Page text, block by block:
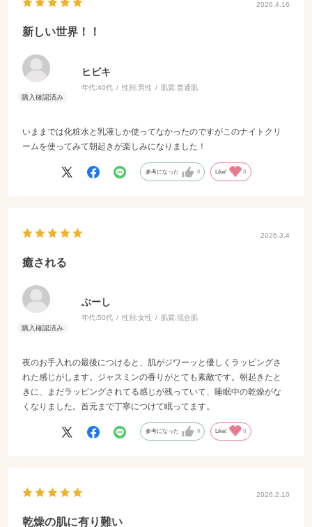
2026.4.16
新しい世界！！
ヒビキ
年代:40代 性別:男性 肌質:普通肌
いままでは化粧水と乳液しか使ってなかったのですがこのナイトクリ
ームを使ってみて朝起きが楽しみになりました！
参考になった 0 Like! 0
2026.3.4
癒される
ぶーし
年代:50代 性別:女性 肌質:混合肌
夜のお手入れの最後につけると、肌がジワーッと優しくラッピングさ
れた感じがします。ジャスミンの香りがとても素敵です。朝起きたと
きに、まだラッピングされてる感じが残っていて、睡眠中の乾燥がな
くなりました。首元まで丁寧につけて眠ってます。
参考になった 0 Like! 0
2026.2.10
乾燥の肌に有り難い